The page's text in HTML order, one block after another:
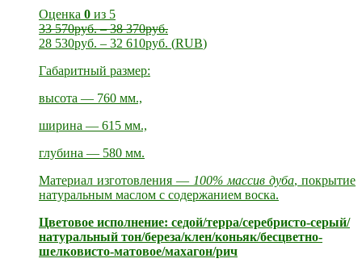
Оценка 0 из 5
33 570руб.–38 370руб.
28 530руб. – 32 610руб. (RUB)
Габаритный размер:
высота — 760 мм.,
ширина — 615 мм.,
глубина — 580 мм.
Материал изготовления — 100% массив дуба, покрытие
натуральным маслом с содержанием воска.
Цветовое исполнение: седой/терра/серебристо-серый/
натуральный тон/береза/клен/коньяк/бесцветно-
шелковисто-матовое/махагон/рич